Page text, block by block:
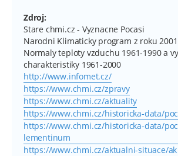
Zdroj:
Stare chmi.cz - Vyznacne Pocasi
Narodni Klimaticky program z roku
Normaly teploty vzduchu 1961-1990 a
charakteristiky 1961-2000
http://www.infomet.cz/
https://www.chmi.cz/zpravy
https://www.chmi.cz/aktuality
https://www.chmi.cz/historicka-data/poc
https://www.chmi.cz/historicka-data/
lementinum
https://www.chmi.cz/aktualni-situace/